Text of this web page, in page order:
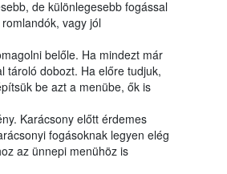
de különlegesebb fogással
vagy jól
belőle. Ha mindezt már
tároló dobozt. Ha előre tudjuk,
be azt a menübe, ők is
Karácsony előtt érdemes
fogásoknak legyen elég
az ünnepi menühöz is